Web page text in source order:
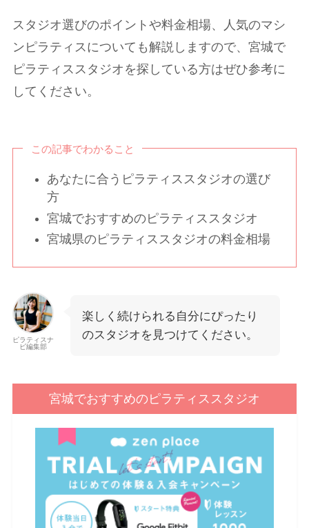
スタジオ選びのポイントや料金相場、人気のマシ
ンピラティスについても解説しますので、宮城で
ピラティススタジオを探している方はぜひ参考に
してください。
この記事でわかること
あなたに合うピラティススタジオの選び
方
宮城でおすすめのピラティススタジオ
宮城県のピラティススタジオの料金相場
ピラティスナ
ビ編集部
楽しく続けられる自分にぴったり
のスタジオを見つけてください。
宮城でおすすめのピラティススタジオ